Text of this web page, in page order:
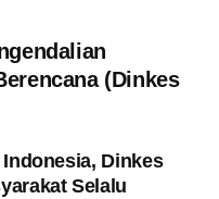
(Dinkes
Dinkes
Selalu